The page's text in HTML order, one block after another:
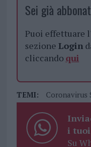
Sei già
Puoi effettuare
sezione Login
cliccando qui
TEMI: Coronavirus
i
Su